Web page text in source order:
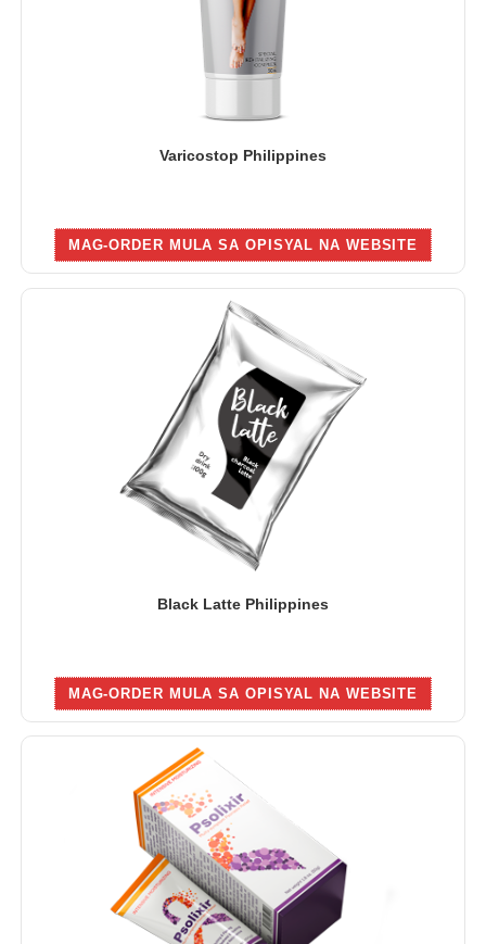
Varicostop Philippines
MAG-ORDER MULA SA OPISYAL NA WEBSITE
Black Latte Philippines
MAG-ORDER MULA SA OPISYAL NA WEBSITE